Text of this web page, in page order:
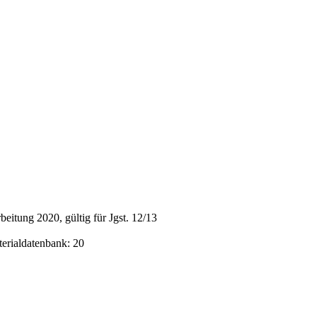
2020, gültig für Jgst. 12/13
20